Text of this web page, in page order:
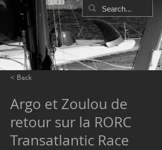
< Back
Argo et Zoulou de
retour sur la RORC
Transatlantic Race